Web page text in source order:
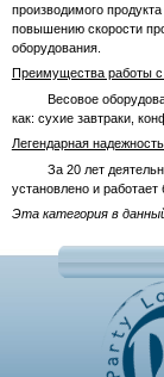
производимого
повышению скорости
оборудования.
Преимущества работы с
Весовое
как: сухие завтраки,
Легендарная
За 20 лет
установлено и
Эта категория в